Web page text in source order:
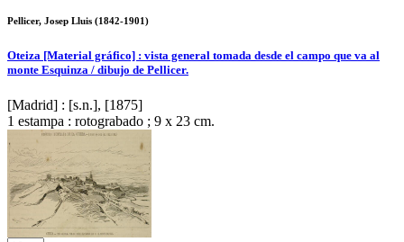
Pellicer, Josep Lluis (1842-1901)
Oteiza [Material gráfico] : vista general tomada desde el campo que va al
monte Esquinza / dibujo de Pellicer.
[Madrid] : [s.n.], [1875]
1 estampa : rotograbado ; 9 x 23 cm.